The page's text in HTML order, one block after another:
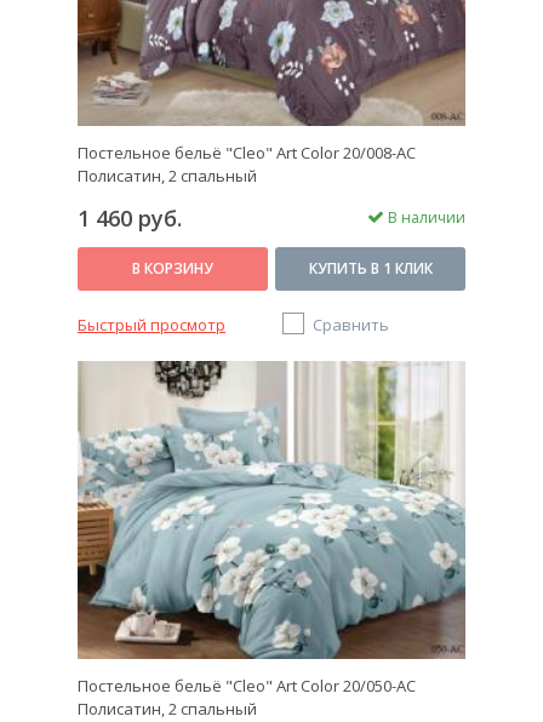
Постельное бельё "Cleo" Art Color 20/008-AC
Полисатин, 2 спальный
1 460 руб. В наличии
В КОРЗИНУ КУПИТЬ В 1 КЛИК
Быстрый просмотр Сравнить
Постельное бельё "Cleo" Art Color 20/050-AC
Полисатин, 2 спальный